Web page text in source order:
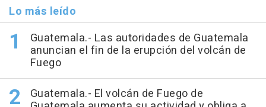
Lo más leído
Guatemala.- Las autoridades de Guatemala
anuncian el fin de la erupción del volcán de
Fuego
Guatemala.- El volcán de Fuego de